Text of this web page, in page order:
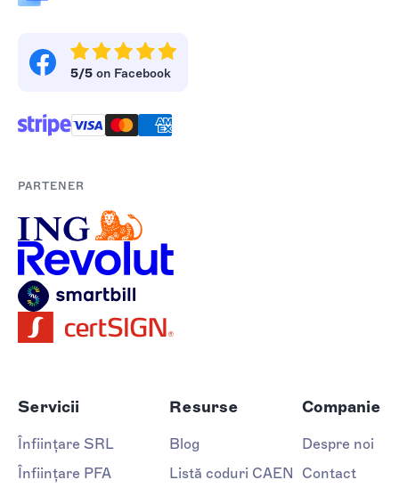
5/5 on Facebook
PARTENER
Servicii
Înființare SRL
Înființare PFA
Resurse
Blog
Listă coduri CAEN
Companie
Despre noi
Contact